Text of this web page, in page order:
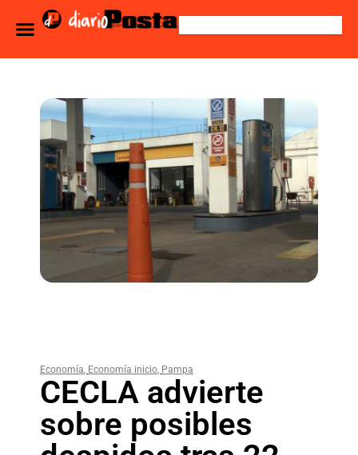
Economía, Economía inicio, Pampa
CECLA advierte
sobre posibles